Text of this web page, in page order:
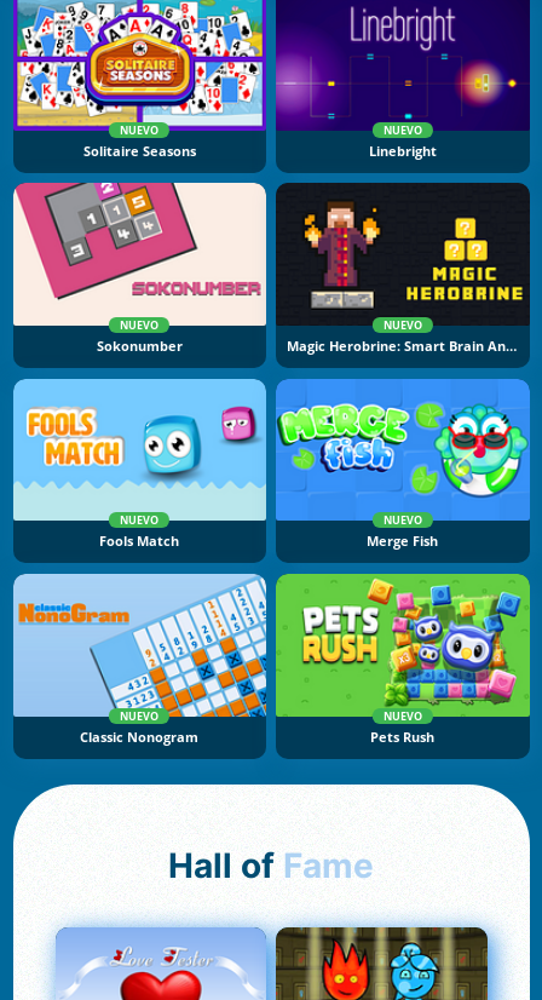
NUEVO
Solitaire Seasons
NUEVO
Linebright
NUEVO
Sokonumber
NUEVO
Magic Herobrine: Smart Brain And Puzzle Quest
NUEVO
Fools Match
NUEVO
Merge Fish
NUEVO
Classic Nonogram
NUEVO
Pets Rush
Hall of Fame